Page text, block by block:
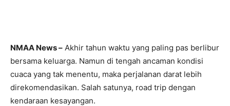
NMAA News – Akhir tahun waktu yang paling pas berlibur
bersama keluarga. Namun di tengah ancaman kondisi
cuaca yang tak menentu, maka perjalanan darat lebih
direkomendasikan. Salah satunya, road trip dengan
kendaraan kesayangan.